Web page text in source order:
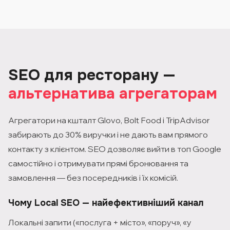
SEO для ресторану —
альтернатива агрегаторам
Агрегатори на кшталт Glovo, Bolt Food і TripAdvisor
забирають до 30% виручки і не дають вам прямого
контакту з клієнтом. SEO дозволяє вийти в топ Google
самостійно і отримувати прямі бронювання та
замовлення — без посередників і їх комісій.
Чому Local SEO — найефективніший канал
Локальні запити («послуга + місто», «поруч», «у